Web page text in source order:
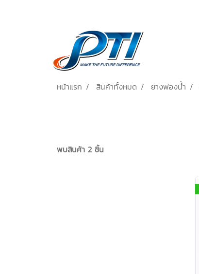
หน้าแรก สินค้าทั้งหมด ยางฟองน้ำ
พบสินค้า 2 ชิ้น